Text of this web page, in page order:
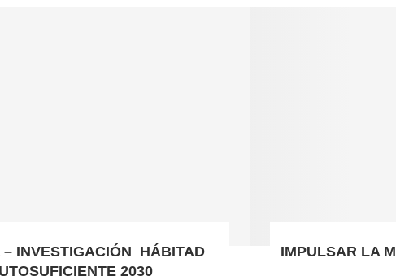
– INVESTIGACIÓN HÁBITAD
2030
IMPULSAR LA